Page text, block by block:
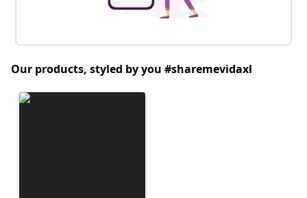
Our products, styled by you #sharemevidaxl